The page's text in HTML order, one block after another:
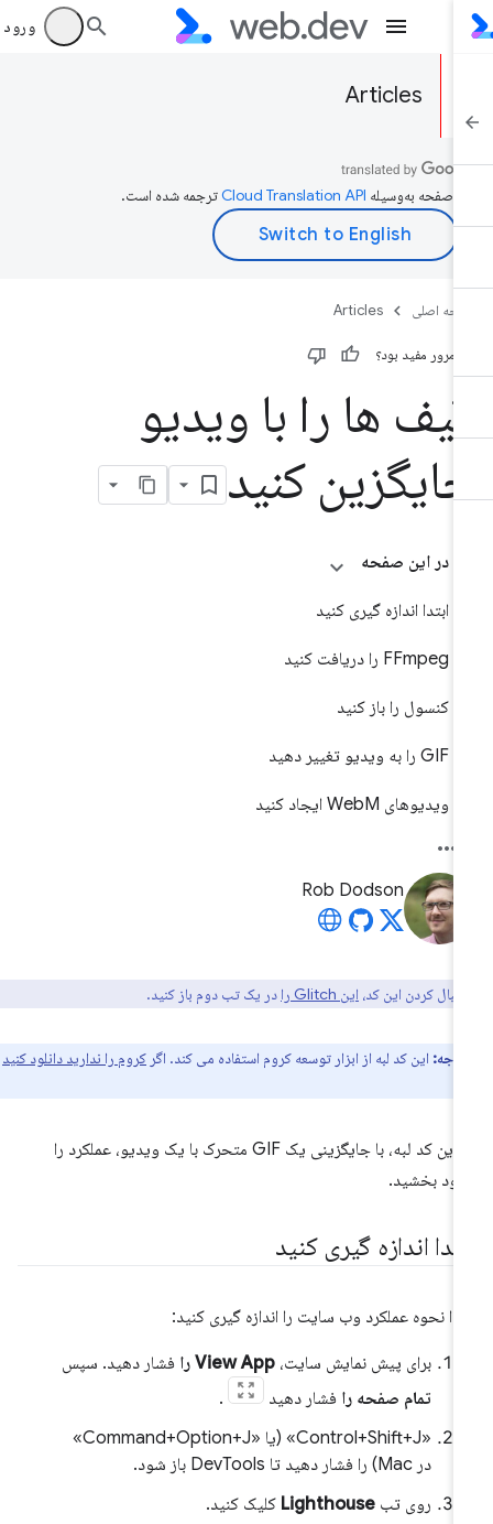
ورود به
Articles
صفحه به‌وسیله ترجمه شده است.
اصلی Articles
مرور مفید بود؟
ها را با ویدیو
کنید
در این صفحه
ابتدا اندازه گیری کنید
FFmpeg را دریافت کنید
کنسول را باز کنید
GIF را به ویدیو تغییر دهید
ویدیوهای WebM ایجاد کنید
Rob Dodson
کردن این کد،این Glitch را در یک تب دوم باز کنید.
این کد لبه از ابزار توسعه کروم استفاده می کند. اگرکروم را ندارید دانلود کنید
در این کد لبه، با جایگزینی یک GIF متحرک با یک ویدیو، عملکرد را
بخشید.
اندازه گیری کنید
نحوه عملکرد وب سایت را اندازه گیری کنید:
برای پیش نمایش سایت،View App را
فشار دهید. سپس
تمام صفحه رافشار دهید
.
«Control+Shift+J» (یا «Command+Option+J»
روی تب Lighthouseکلیک کنید.